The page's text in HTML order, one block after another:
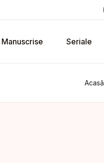
Manuscrise Seriale
Acasă